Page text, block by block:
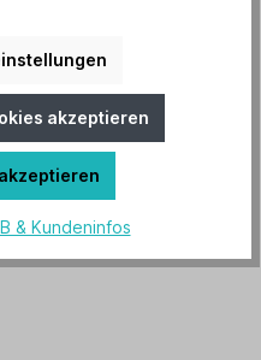
akzeptieren
& Kundeninfos